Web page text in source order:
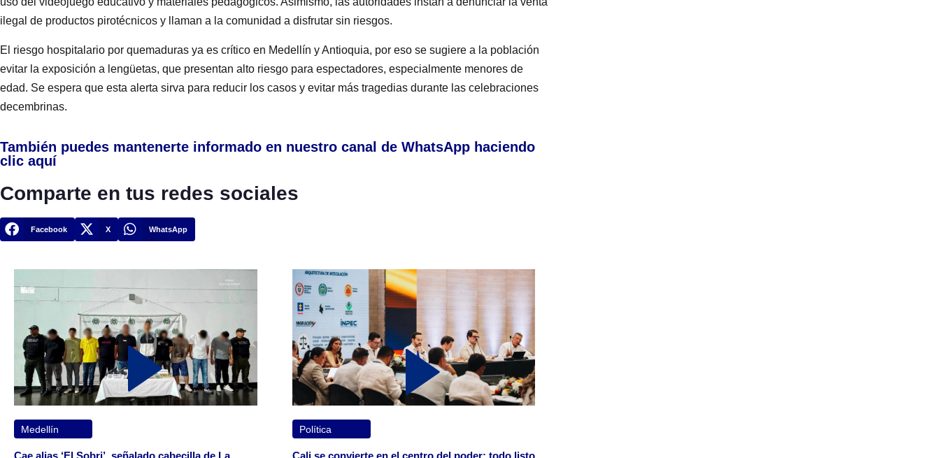
ilegal de productos pirotécnicos y llaman a la comunidad a disfrutar sin riesgos.
El riesgo hospitalario por quemaduras ya es crítico en Medellín y Antioquia, por eso se sugiere a la población
evitar la exposición a lengüetas, que presentan alto riesgo para espectadores, especialmente menores de
edad. Se espera que esta alerta sirva para reducir los casos y evitar más tragedias durante las celebraciones
decembrinas.
También puedes mantenerte informado en nuestro canal de WhatsApp haciendo
clic aquí
Comparte en tus redes sociales
Facebook X WhatsApp
Medellín Política